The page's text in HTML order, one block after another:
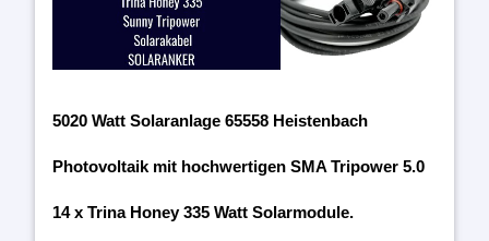
5020 Watt Solaranlage 65558 Heistenbach
Photovoltaik mit hochwertigen SMA Tripower 5.0
14 x Trina Honey 335 Watt Solarmodule.